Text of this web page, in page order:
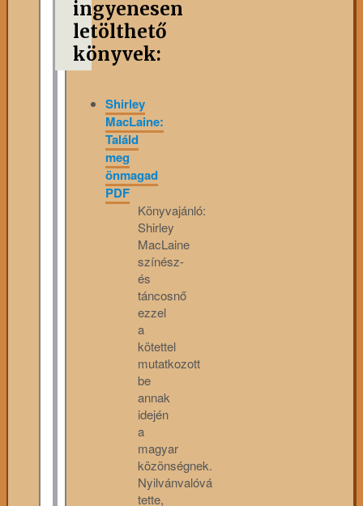
ingyenesen
letölthető
könyvek:
Shirley
MacLaine:
Találd
meg
önmagad
PDF
Könyvajánló:
Shirley
MacLaine
színész-
és
táncosnő
ezzel
a
kötettel
mutatkozott
be
annak
idején
a
magyar
közönségnek.
Nyilvánvalóvá
tette,